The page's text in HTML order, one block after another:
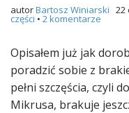
autorBartosz Winiarski 22
części • 2 komentarze
Opisałem już jak
poradzić sobie z
pełni szczęścia, czyli
Mikrusa, brakuje